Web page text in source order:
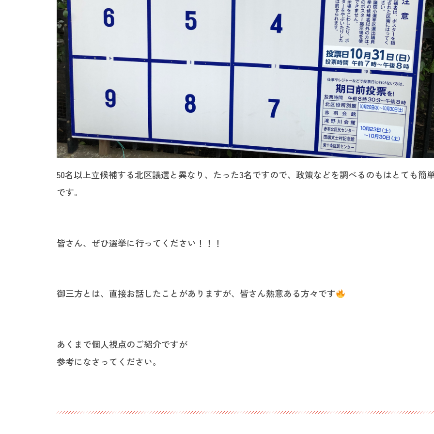
50名以上立候補する北区議選と異なり、たった3名ですので、政策などを調べるのもはとても簡
です。
皆さん、ぜひ選挙に行ってください！！！
御三方とは、直接お話したことがありますが、皆さん熱意ある方々です
あくまで個人視点のご紹介ですが
参考になさってください。